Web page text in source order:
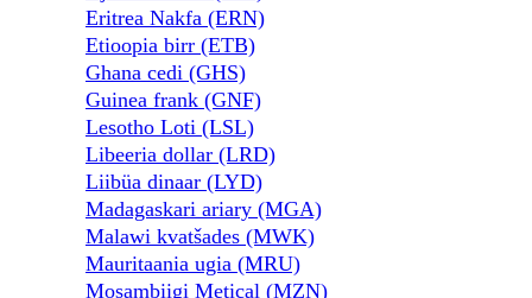
Eritrea Nakfa (ERN)
Etioopia birr (ETB)
Ghana cedi (GHS)
Guinea frank (GNF)
Lesotho Loti (LSL)
Libeeria dollar (LRD)
Liibüa dinaar (LYD)
Madagaskari ariary (MGA)
Malawi kvatšades (MWK)
Mauritaania ugia (MRU)
Mosambiigi Metical (MZN)